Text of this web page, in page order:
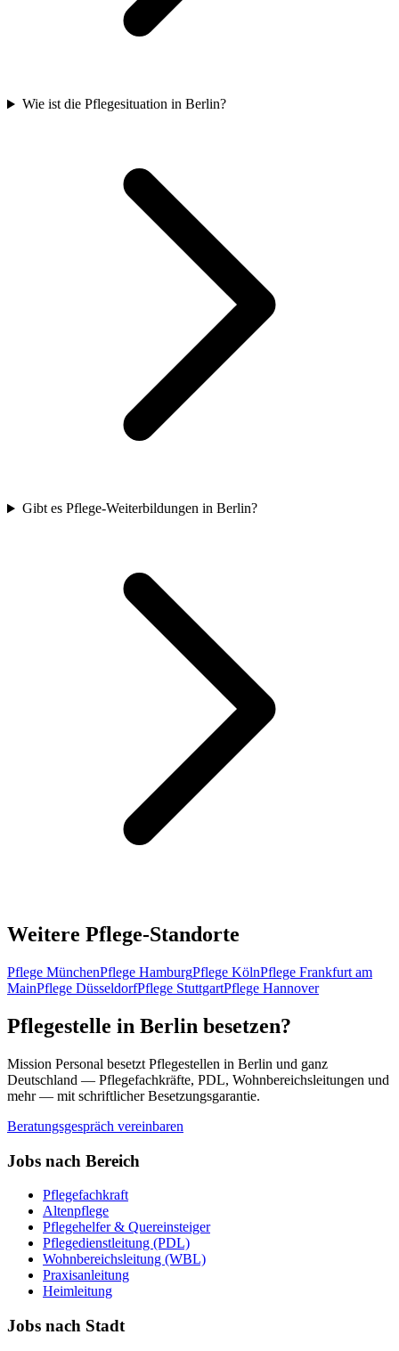
Wie ist die Pflegesituation in Berlin?
Gibt es Pflege-Weiterbildungen in Berlin?
Weitere Pflege-Standorte
Pflege MünchenPflege HamburgPflege KölnPflege Frankfurt am
MainPflege DüsseldorfPflege StuttgartPflege Hannover
Pflegestelle in Berlin besetzen?
Mission Personal besetzt Pflegestellen in Berlin und ganz
Deutschland — Pflegefachkräfte, PDL, Wohnbereichsleitungen und
mehr — mit schriftlicher Besetzungsgarantie.
Beratungsgespräch vereinbaren
Jobs nach Bereich
Pflegefachkraft
Altenpflege
Pflegehelfer & Quereinsteiger
Pflegedienstleitung (PDL)
Wohnbereichsleitung (WBL)
Praxisanleitung
Heimleitung
Jobs nach Stadt